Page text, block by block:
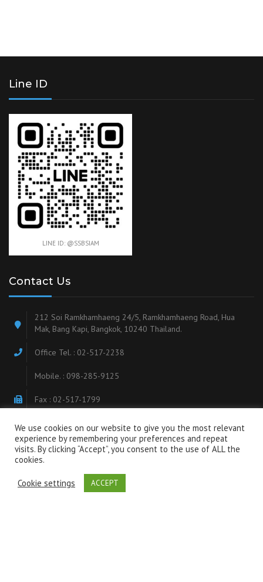
Line ID
LINE ID: @SSBSIAM
Contact Us
212 Soi Ramkhamhaeng 24/5, Ramkhamhaeng Road, Hua
Mak, Bang Kapi, Bangkok, 10240 Thailand.
Office Tel. : 02-517-2238
Mobile. : 098-285-9125
Fax : 02-517-1799
Email : info@ssbsiam.com
เกี่ยวกับบริษัท
บริษัท เอส.เอส.บี สยาม จำกัด
We use cookies on our website to give you the most relevant
experience by remembering your preferences and repeat
visits. By clicking “Accept”, you consent to the use of ALL the
cookies.
Cookie settings ACCEPT